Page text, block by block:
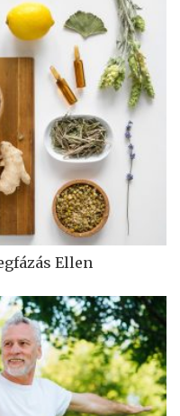
Ellen